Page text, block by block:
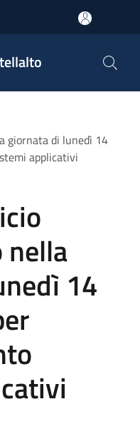
giornata di lunedì 14
applicativi
nella
14